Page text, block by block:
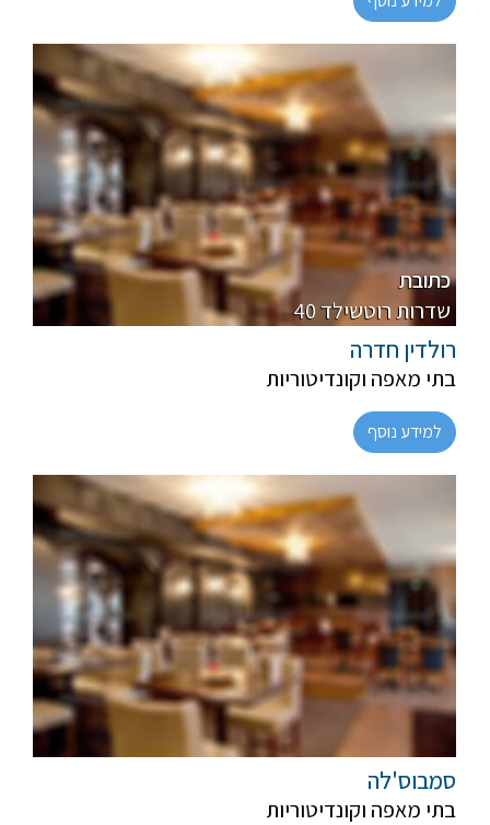
רגיל
חלבי
כתובת
40 שדרות רוטשילד
רולדין חדרה
בתי מאפה וקונדיטוריות
למידע נוסף
מהדרין
חלבי
סמבוס'לה
בתי מאפה וקונדיטוריות